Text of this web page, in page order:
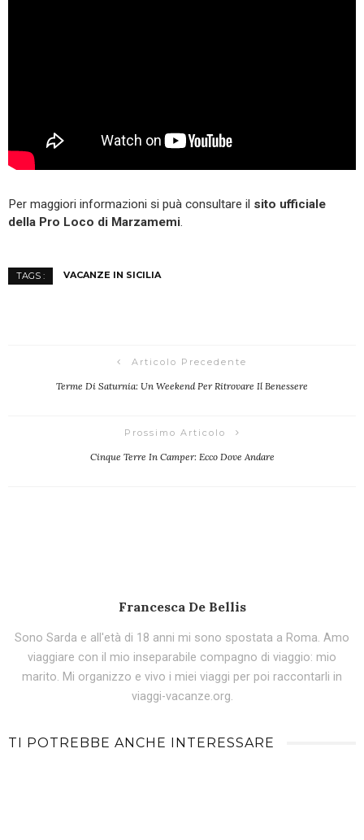
Per maggiori informazioni si puà consultare il sito ufficiale
della Pro Loco di Marzamemi
TAGS : VACANZE IN SICILIA
Articolo Precedente
Terme Di Saturnia: Un Weekend Per Ritrovare Il Benessere
Prossimo Articolo
Cinque Terre In Camper: Ecco Dove Andare
Francesca De Bellis
Sono Sarda e all'età di 18 anni mi sono spostata a Roma. Amo
viaggiare con il mio inseparabile compagno di viaggio: mio
marito. Mi organizzo e vivo i miei viaggi per poi raccontarli in
viaggi-vacanze.org.
TI POTREBBE ANCHE INTERESSARE